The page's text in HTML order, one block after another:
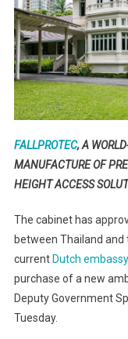
FALLPROTEC, A
MANUFACTURE OF
HEIGHT ACCESS
The cabinet has
between Thailand
current Dutch
purchase of a new
Deputy Government
Tuesday.